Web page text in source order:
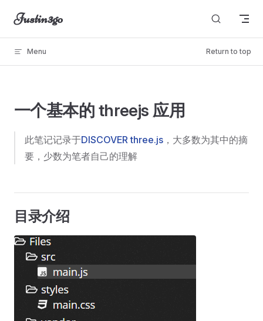
Skip to content
Justin3go
Menu Return to top
unable to load
一个基本的 threejs 应用
此笔记记录于DISCOVER three.js ，大多数为其中的摘
要，少数为笔者自己的理解
目录介绍